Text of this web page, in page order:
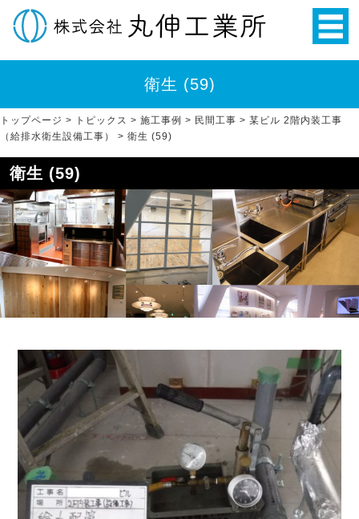
衛生 (59)
トップページ > トピックス > 施工事例 > 民間工事 > 某ビル 2階内装工事
（給排水衛生設備工事）
> 衛生 (59)
衛生 (59)